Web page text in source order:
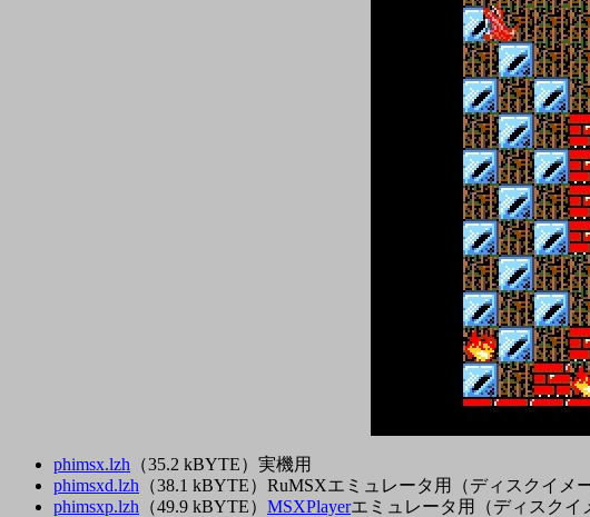
phimsx.lzh （35.2 kBYTE）実機用
phimsxd.lzh （38.1 kBYTE）RuMSXエミュレータ用（ディスクイメ
phimsxp.lzh （49.9 kBYTE） MSXPlayerエミュレータ用（ディスクイ